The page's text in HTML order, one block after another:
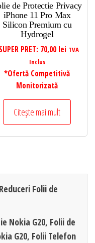
de Protectie Privacy
iPhone 11 Pro Max
Silicon Premium cu
Hydrogel
PRET: 70,00 lei TVA
Inclus
*Ofertă Competitivă
Monitorizată
Citește mai mult
Folii de
Nokia G20, Folii de
G20, Folii Telefon